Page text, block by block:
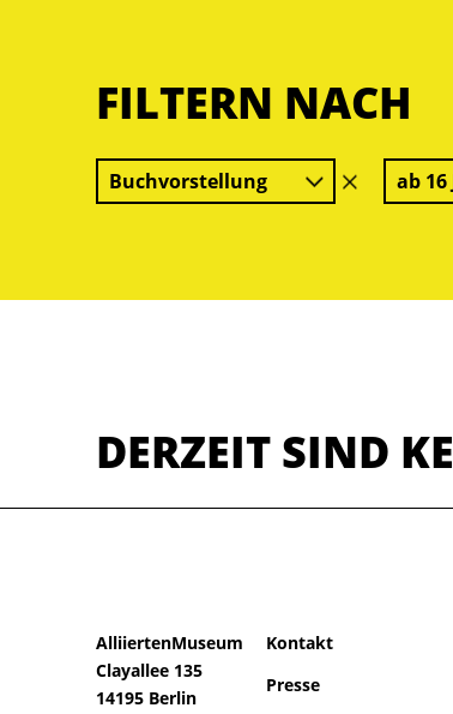
FILTERN NACH
Buchvorstellung
Filter
löschen
ab 16
DERZEIT SIND
AlliiertenMuseum
Clayallee 135
14195 Berlin
Kontakt
Presse